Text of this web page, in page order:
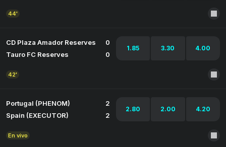
44'
CD Plaza Amador Reserves
0
Tauro FC Reserves
0
1.85 3.30 4.00
42'
Portugal (PHENOM)
2
Spain (EXECUTOR)
2
2.80 2.00 4.20
En vivo